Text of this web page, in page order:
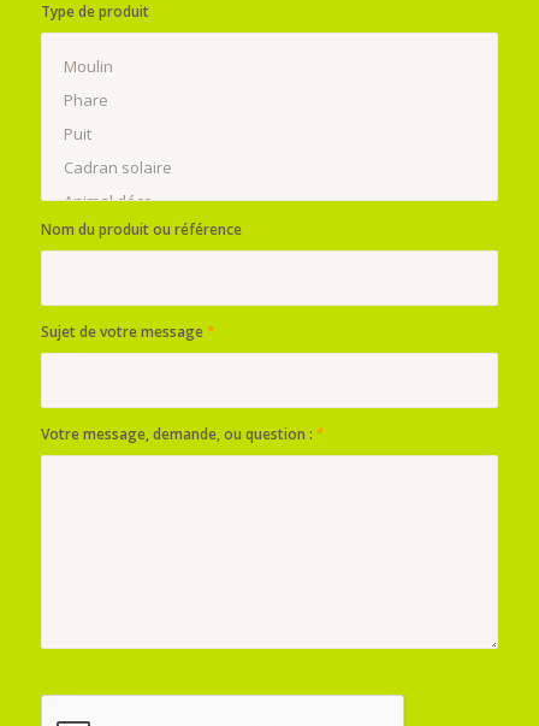
Type de produit
Nom du produit ou référence
Sujet de votre message*
Votre message, demande, ou question : *